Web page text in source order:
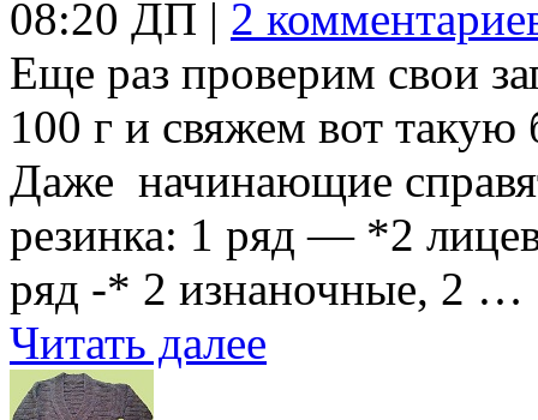
08:20 ДП | 2
Еще раз проверим свои
100 г и свяжем вот такую
Даже начинающие
резинка: 1 ряд — *2
ряд -* 2 изнаночные, 2 …
Читать далее